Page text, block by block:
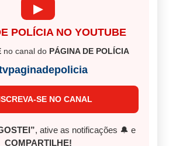
▶
POLÍCIA NO YOUTUBE
no canal do PÁGINA DE POLÍCIA
SE NO CANAL
, ative as notificações 🔔 e
COMPARTILHE!